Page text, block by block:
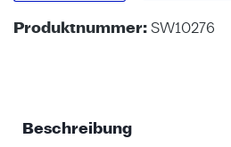
Produktnummer:SW10276
Beschreibung